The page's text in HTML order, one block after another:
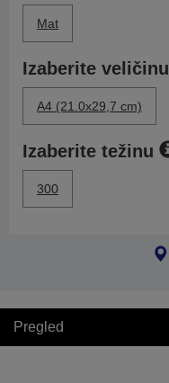
Mat
Izaberite veličinu
A4 (21.0x29,7 cm)
Izaberite težinu
300
Pregled